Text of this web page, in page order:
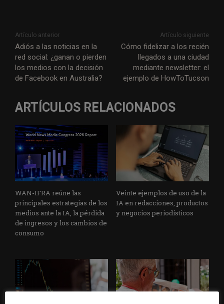
Artículo anterior
Adiós a las noticias en la
red social: ¿ganan o pierden
los medios con la decisión
de Facebook en Australia?
Artículo siguiente
Cómo fidelizar a los recién
llegados a una ciudad
mediante newsletter: el
ejemplo de HowToTucson
ARTÍCULOS RELACIONADOS
WAN-IFRA reúne las
principales estrategias de los
medios ante la IA, la pérdida
de ingresos y los cambios de
consumo
Veinte ejemplos de uso de la
IA en redacciones, productos
y negocios periodísticos